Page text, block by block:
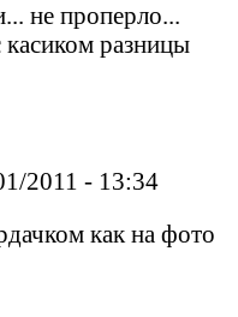
не проперло...
разницы
2011 - 13:34
как на фото